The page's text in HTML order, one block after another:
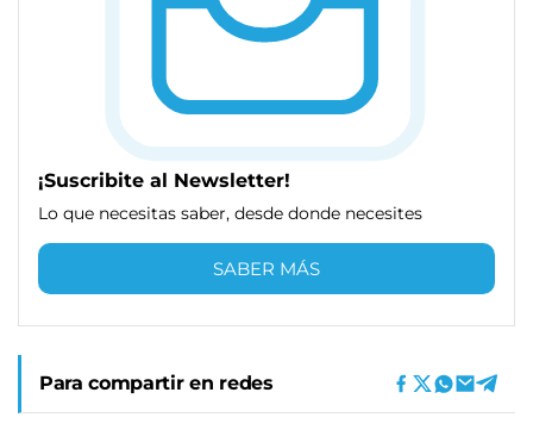
¡Suscribite al Newsletter!
Lo que necesitas saber, desde donde necesites
SABER MÁS
Para compartir en redes